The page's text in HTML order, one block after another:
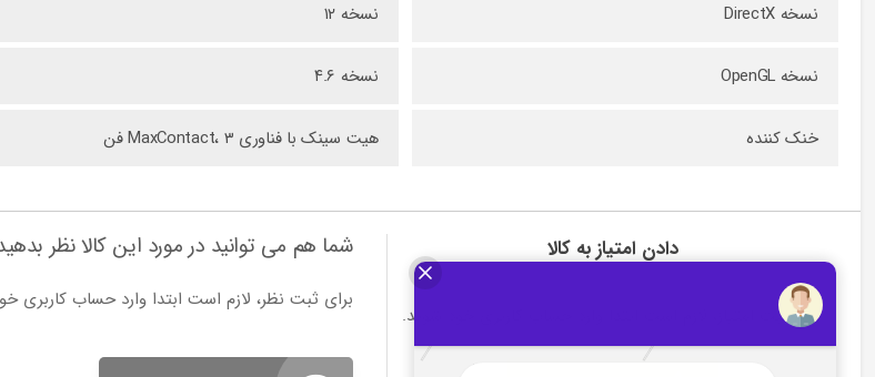
نسخه DirectX نسخه ۱۲
نسخه OpenGL نسخه ۴.۶
خنک‌ کننده هیت سینک با فناوری MaxContact، ۳ فن
دادن امتیاز به کالا
برای ثبت امتیاز، لازم است ابتدا وارد حساب کاربری خود شوید.
شما هم می توانید در مورد این کالا نظر
برای ثبت نظر، لازم است ابتدا وارد حساب کاربری